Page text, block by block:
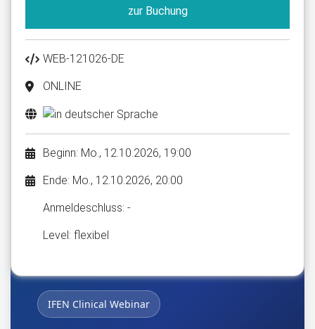
zur Buchung
WEB-121026-DE
ONLINE
Beginn: Mo., 12.10.2026, 19:00
Ende: Mo., 12.10.2026, 20:00
Anmelde​schluss: -
Level: flexibel
IFEN Clinical Webinar